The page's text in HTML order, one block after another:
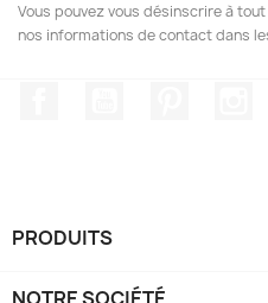
Vous pouvez vous désinscrire à
nos informations de contact dans
PRODUITS